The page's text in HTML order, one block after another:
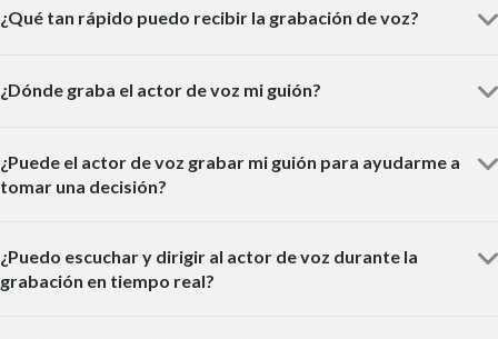
¿Qué tan rápido puedo recibir la grabación de voz?
¿Dónde graba el actor de voz mi guión?
¿Puede el actor de voz grabar mi guión para ayudarme a
tomar una decisión?
¿Puedo escuchar y dirigir al actor de voz durante la
grabación en tiempo real?